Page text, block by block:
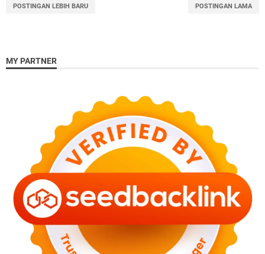
POSTINGAN LEBIH BARU POSTINGAN LAMA
MY PARTNER